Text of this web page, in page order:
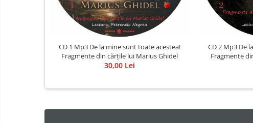
CD 1 Mp3 De la mine sunt toate acestea!
Fragmente din cărțile lui Marius Ghidel
30,00 Lei
CD 2 Mp3 De
Fragmente